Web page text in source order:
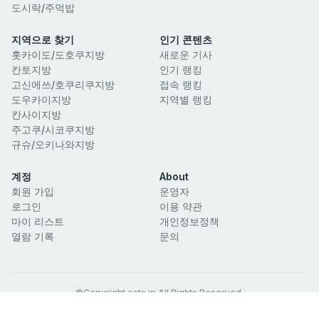
도시락/주먹밥
지역으로 찾기
홋카이도/도호쿠지방
칸토지방
고신에쓰/호쿠리쿠지방
도우카이지방
칸사이지방
주고쿠/시코쿠지방
규슈/오키나와지방
인기 콘텐츠
새로운 기사
인기 랭킹
접속 랭킹
지역별 랭킹
계정
회원 가입
로그인
마이 리스트
열람 기록
About
운영자
이용 약관
개인정보정책
문의
©Copyright eats.jp All Rights Reserved.